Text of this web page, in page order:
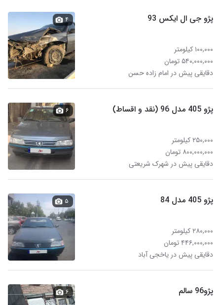
پژو جی ال ایکس 93
۱۰۰,۰۰۰ کیلومتر
۵۴۰,۰۰۰,۰۰۰ تومان
دقایقی پیش در امام زاده حسن
۴
پژو 405 مدل 96 (نقد و اقساط)
۲۵۰,۰۰۰ کیلومتر
۸۰۰,۰۰۰,۰۰۰ تومان
دقایقی پیش در شهرک شریعتی
۶
پژو 405 مدل 84
۲۸۰,۰۰۰ کیلومتر
۴۴۶,۰۰۰,۰۰۰ تومان
دقایقی پیش در یاخجی آباد
۵
پژو96 سالم ۶